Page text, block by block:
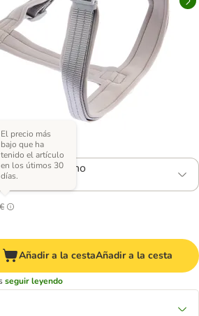
de pecho
El precio más
bajo que ha
tenido el artículo
en los útimos 30
días.
Añadir a la cestaAñadir a la cesta
seguir leyendo